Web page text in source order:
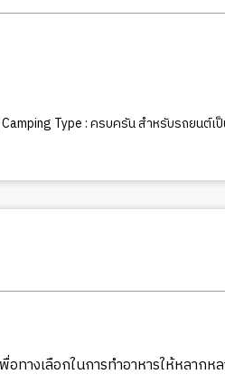
Camping Type : ครบครัน สำหรับรถยนต์เ
างเลือกในการทำอาหารให้หลาก